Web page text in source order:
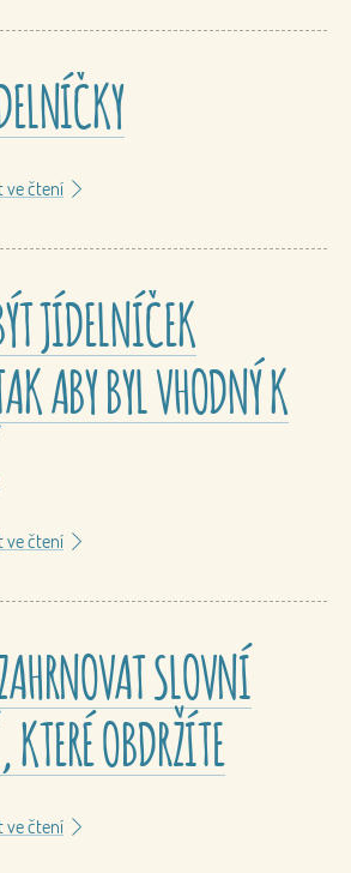
ve čtení
JÍDELNÍČEK
ABY BYL VHODNÝ K
ve čtení
SLOVNÍ
OBDRŽÍTE
ve čtení